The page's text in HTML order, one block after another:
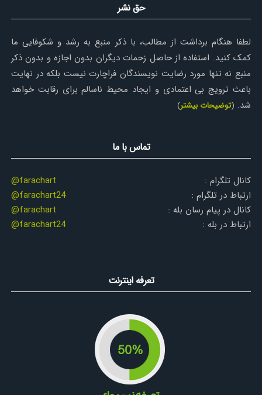
حق نشر
لطفا هنگام برداشت از مطالب، با ذکر منبع به رشد و شکوفایی ما
کمک کنید. استفاده از حاصل زحمات دیگران بدون اجازه و بدون ذکر
منبع نه تنها مورد رضایت نویسندگان فراچارت نیست بلکه در نهایت
باعث ترویج بی اعتمادی و ایجاد محیط ناسالم برای رقابت خواهد
شد. (توضیحات بیشتر)
تماس با ما
کانال تلگرام :
@farachart
ارتباط در تلگرام :
@farachart24
کانال در پیام رسان بله :
@farachart
ارتباط در بله :
@farachart24
تعرفه اینترنت